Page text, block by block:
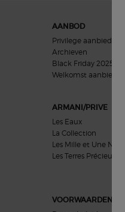
AANBOD
Privilege aanbieding
Archieven
Black Friday 2025
Welkomst aanbieding​
ARMANI/PRIVE
Les Eaux
La Collection
Les Mille et Une Nuits
Les Terres Précieuses
VOORWAARDEN